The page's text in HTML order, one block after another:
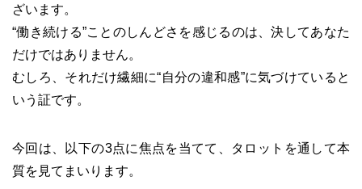
ざいます。
“働き続ける”ことのしんどさを感じるのは、決してあなた
だけではありません。
むしろ、それだけ繊細に“自分の違和感”に気づけていると
いう証です。
今回は、以下の3点に焦点を当てて、タロットを通して本
質を見てまいります。